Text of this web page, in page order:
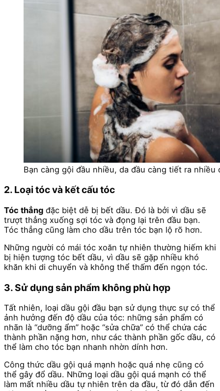
Bạn càng gội đầu nhiều, da đầu càng tiết ra nhiều
2. Loại tóc và kết cấu tóc
Tóc thẳng đặc biệt dễ bị bết dầu. Đó là bởi vì dầu sẽ
trượt thẳng xuống sợi tóc và đọng lại trên đầu bạn.
Tóc thẳng cũng làm cho dầu trên tóc bạn lộ rõ ​​hơn.
Những người có mái tóc xoăn tự nhiên thường hiếm khi
bị hiện tượng tóc bết dầu, vì dầu sẽ gặp nhiều khó
khăn khi di chuyển và không thể thấm đến ngọn tóc.
3. Sử dụng sản phẩm không phù hợp
Tất nhiên, loại dầu gội đầu bạn sử dụng thực sự có thể
ảnh hưởng đến độ dầu của tóc: những sản phẩm có
nhãn là “dưỡng ẩm” hoặc “sửa chữa” có thể chứa các
thành phần nặng hơn, như các thành phần gốc dầu, có
thể làm cho tóc bạn nhanh nhờn dính hơn.
Công thức dầu gội quá mạnh hoặc quá nhẹ cũng có
thể gây đổ dầu. Những loại dầu gội quá mạnh có thể
làm mất nhiều dầu tự nhiên trên da đầu, từ đó dẫn đến